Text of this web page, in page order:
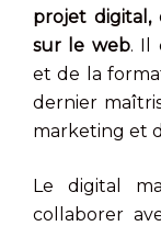
projet digital,
sur le web. Il
et de la
dernier
marketing et
Le digital
collaborer